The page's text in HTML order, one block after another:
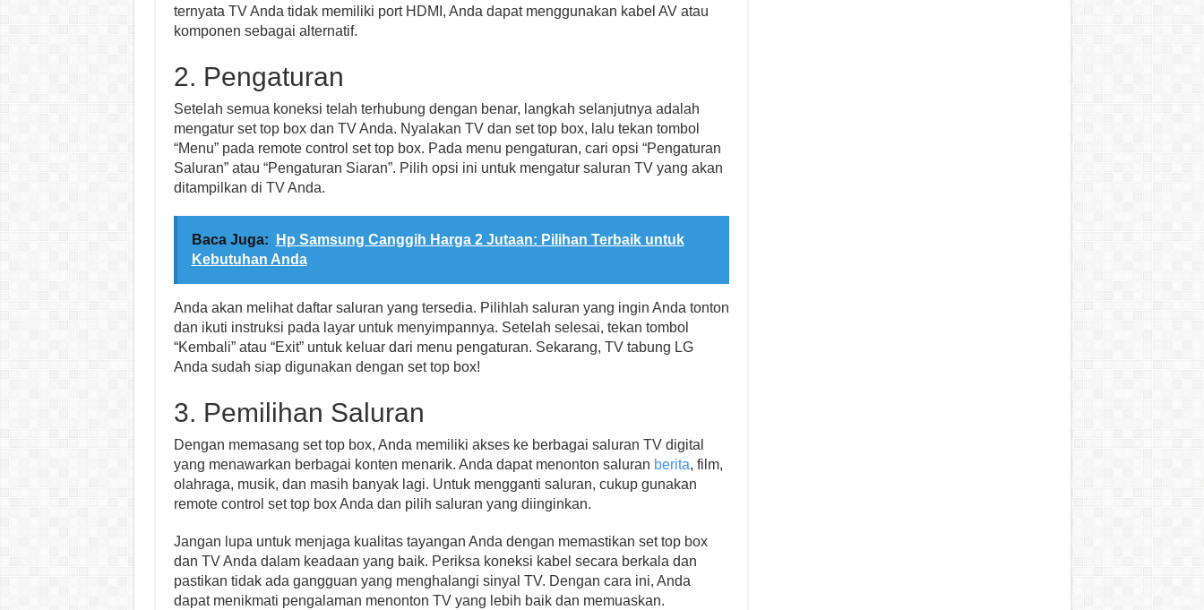
ternyata TV Anda tidak memiliki port HDMI, Anda dapat menggunakan kabel AV atau
komponen sebagai alternatif.
2. Pengaturan
Setelah semua koneksi telah terhubung dengan benar, langkah selanjutnya adalah
mengatur set top box dan TV Anda. Nyalakan TV dan set top box, lalu tekan tombol
“Menu” pada remote control set top box. Pada menu pengaturan, cari opsi “Pengaturan
Saluran” atau “Pengaturan Siaran”. Pilih opsi ini untuk mengatur saluran TV yang akan
ditampilkan di TV Anda.
Baca Juga:
Hp Samsung Canggih Harga 2 Jutaan: Pilihan Terbaik untuk
Kebutuhan Anda
Anda akan melihat daftar saluran yang tersedia. Pilihlah saluran yang ingin Anda tonton
dan ikuti instruksi pada layar untuk menyimpannya. Setelah selesai, tekan tombol
“Kembali” atau “Exit” untuk keluar dari menu pengaturan. Sekarang, TV tabung LG
Anda sudah siap digunakan dengan set top box!
3. Pemilihan Saluran
Dengan memasang set top box, Anda memiliki akses ke berbagai saluran TV digital
yang menawarkan berbagai konten menarik. Anda dapat menonton saluran berita, film,
olahraga, musik, dan masih banyak lagi. Untuk mengganti saluran, cukup gunakan
remote control set top box Anda dan pilih saluran yang diinginkan.
Jangan lupa untuk menjaga kualitas tayangan Anda dengan memastikan set top box
dan TV Anda dalam keadaan yang baik. Periksa koneksi kabel secara berkala dan
pastikan tidak ada gangguan yang menghalangi sinyal TV. Dengan cara ini, Anda
dapat menikmati pengalaman menonton TV yang lebih baik dan memuaskan.